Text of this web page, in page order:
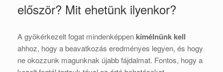
először? Mit ehetünk ilyenkor?
A gyökérkezelt fogat mindenképpen kímélnünk kell
ahhoz, hogy a beavatkozás eredményes legyen, és hogy
ne okozzunk magunknak újabb fájdalmat. Fontos, hogy a